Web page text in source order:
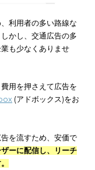
リットです。交通広
ット広告であれば、
を測定できます。
、アンケートなどをと
と費用がかかるため、